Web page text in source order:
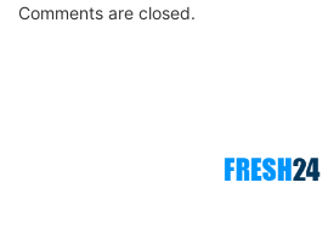
Comments are closed.